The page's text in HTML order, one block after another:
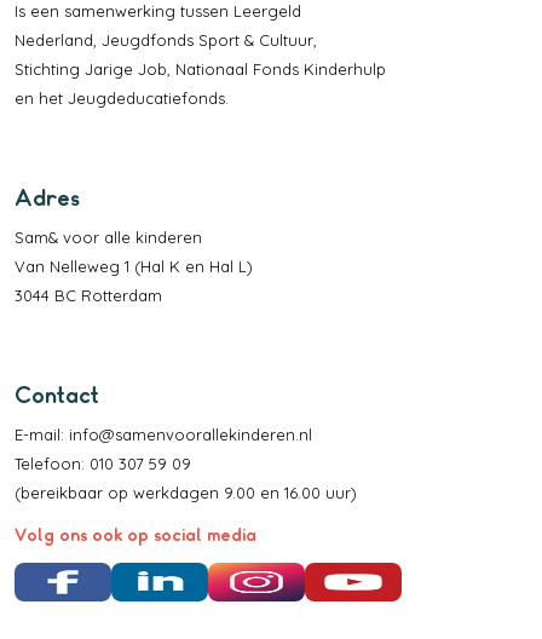
Is een samenwerking tussen Leergeld
Nederland Jeugdfonds Sport & Cultuur
Stichting Jarige Job Nationaal Fonds Kinderhulp
en het Jeugdeducatiefonds
Adres
Sam& voor alle kinderen
Van Nelleweg 1 (Hal K en Hal L)
3044 BC Rotterdam
Contact
E-mail: info@samenvoorallekinderen.nl
Telefoon: 010 307 59 09
(bereikbaar op werkdagen 9.00 en 16.00 uur)
Volg ons ook op social media
Facebook LinkedIn Instagram YouTube